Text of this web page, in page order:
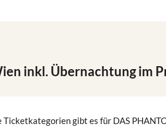
inkl. Übernachtung im
Ticketkategorien gibt es für DAS